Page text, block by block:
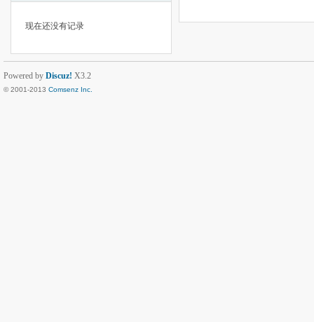
现在还没有记录
Powered by Discuz! X3.2
© 2001-2013 Comsenz Inc.